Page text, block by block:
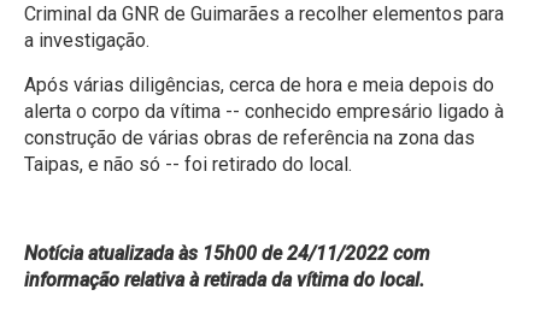
Criminal da GNR de Guimarães a recolher elementos para
a investigação.
Após várias diligências, cerca de hora e meia depois do
alerta o corpo da vítima -- conhecido empresário ligado à
construção de várias obras de referência na zona das
Taipas, e não só -- foi retirado do local.
Notícia atualizada às 15h00 de 24/11/2022 com
informação relativa à retirada da vítima do local.